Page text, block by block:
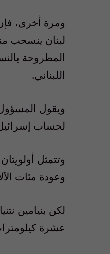
ومرة أخرى،
لبنان ينسحب
المطروحة
اللبناني.
ويقول
لحساب
وتتمثل
وعودة مئات
لكن بنيامين
عشرة